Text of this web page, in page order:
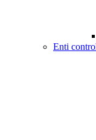
Enti